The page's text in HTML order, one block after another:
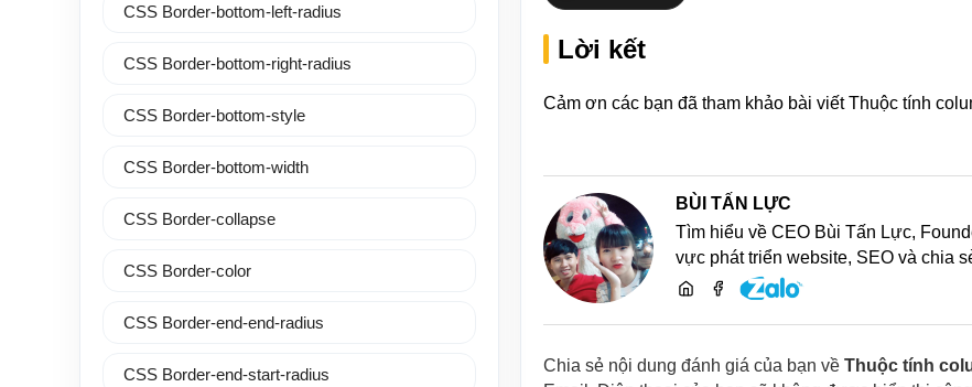
Lời kết
Cảm ơn các bạn đã tham khảo bài viết Thuộc tính
BÙI TẤN LỰC
Tìm hiểu về CEO Bùi Tấn Lực,
vực phát triển website, SEO và chia
Chia sẻ nội dung đánh giá của bạn về Thuộc tính
CSS Border-bottom-left-radius
CSS Border-bottom-right-radius
CSS Border-bottom-style
CSS Border-bottom-width
CSS Border-collapse
CSS Border-color
CSS Border-end-end-radius
CSS Border-end-start-radius